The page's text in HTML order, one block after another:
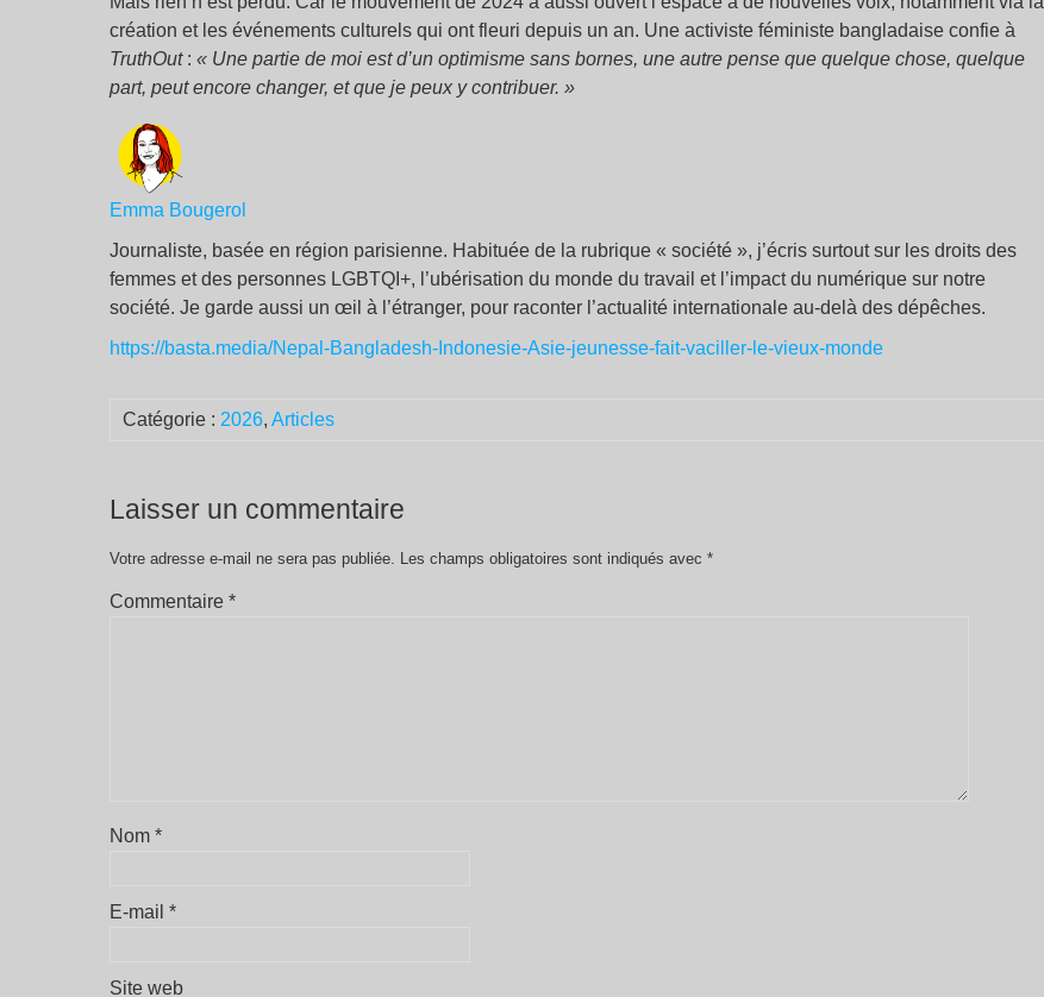
création et les événements culturels qui ont fleuri depuis un an. Une activiste féministe bangladaise confie à
TruthOut: « Une partie de moi est d’un optimisme sans bornes, une autre pense que quelque chose, quelque
part, peut encore changer, et que je peux y contribuer. »
Emma Bougerol
Journaliste, basée en région parisienne. Habituée de la rubrique « société », j’écris surtout sur les droits des
femmes et des personnes LGBTQI+, l’ubérisation du monde du travail et l’impact du numérique sur notre
société. Je garde aussi un œil à l’étranger, pour raconter l’actualité internationale au-delà des dépêches.
https://basta.media/Nepal-Bangladesh-Indonesie-Asie-jeunesse-fait-vaciller-le-vieux-monde
Catégorie : 2026, Articles
Laisser un commentaire
Votre adresse e-mail ne sera pas publiée. Les champs obligatoires sont indiqués avec *
Commentaire *
Nom *
E-mail *
Site web